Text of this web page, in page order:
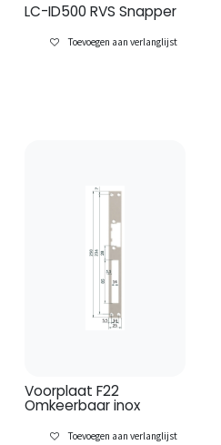
LC-ID500 RVS Snapper
Toevoegen aan verlanglijst
Voorplaat F22
Omkeerbaar inox
Toevoegen aan verlanglijst